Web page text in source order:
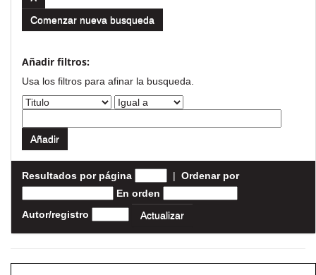
Comenzar nueva busqueda
Añadir filtros:
Usa los filtros para afinar la busqueda.
Resultados por página | Ordenar por
En orden
Autor/registro